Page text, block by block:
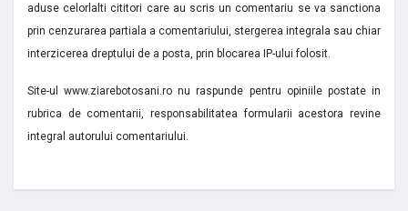
aduse celorlalti cititori care au scris un comentariu se va sanctiona
prin cenzurarea partiala a comentariului, stergerea integrala sau chiar
interzicerea dreptului de a posta, prin blocarea IP-ului folosit.
Site-ul www.ziarebotosani.ro nu raspunde pentru opiniile postate in
rubrica de comentarii, responsabilitatea formularii acestora revine
integral autorului comentariului.